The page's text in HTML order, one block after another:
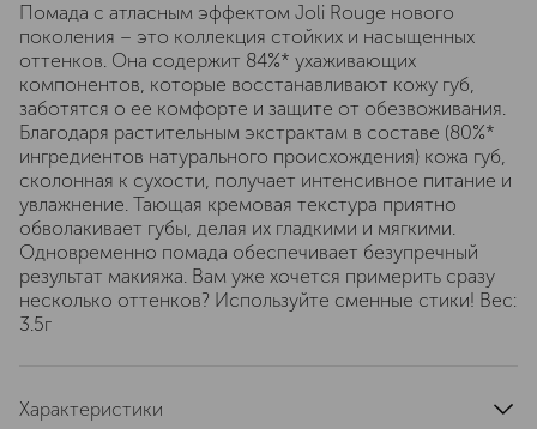
Помада с атласным эффектом Joli Rouge нового
поколения – это коллекция стойких и насыщенных
оттенков. Она содержит 84%* ухаживающих
компонентов, которые восстанавливают кожу губ,
заботятся о ее комфорте и защите от обезвоживания.
Благодаря растительным экстрактам в составе (80%*
ингредиентов натурального происхождения) кожа губ,
сколонная к сухости, получает интенсивное питание и
увлажнение. Тающая кремовая текстура приятно
обволакивает губы, делая их гладкими и мягкими.
Одновременно помада обеспечивает безупречный
результат макияжа. Вам уже хочется примерить сразу
несколько оттенков? Используйте сменные стики! Вес:
3.5г
Характеристики